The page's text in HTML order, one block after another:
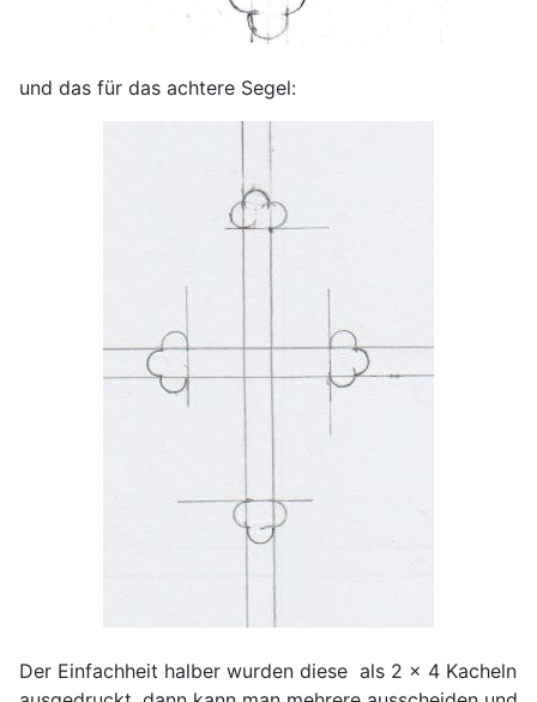
und das für das achtere Segel:
Der Einfachheit halber wurden diese als 2 x 4 Kacheln